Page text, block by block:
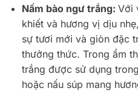
Nấm bào ngư trắng: Với
khiết và hương vị dịu
sự tươi mới và giòn đặc
thưởng thức. Trong ẩm
trắng được sử dụng
hoặc nấu súp mang